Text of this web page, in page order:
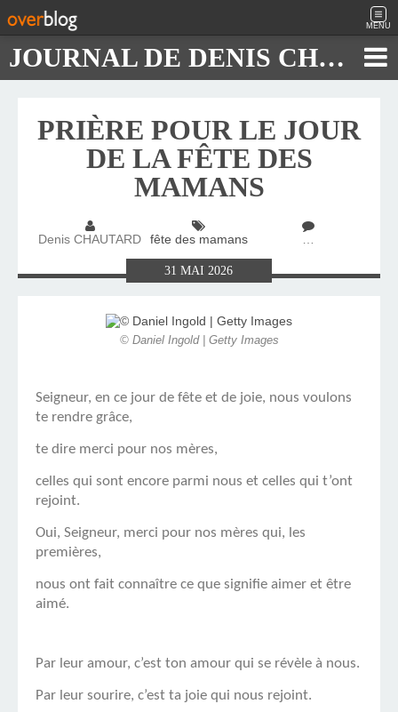
MENU
JOURNAL DE DENIS CHAUTARD
PRIÈRE POUR LE JOUR
DE LA FÊTE DES
MAMANS
Denis CHAUTARD fête des mamans …
31MAI2026
© Daniel Ingold | Getty Images
Seigneur, en ce jour de fête et de joie, nous voulons
te rendre grâce,
te dire merci pour nos mères,
celles qui sont encore parmi nous et celles qui t’ont
rejoint.
Oui, Seigneur, merci pour nos mères qui, les
premières,
nous ont fait connaître ce que signifie aimer et être
aimé.
Par leur amour, c’est ton amour qui se révèle à nous.
Par leur sourire, c’est ta joie qui nous rejoint.